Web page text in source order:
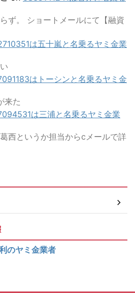
ず。 ショートメールにて【融資
は五十嵐と名乗るヤミ金業
はトーシンと名乗るヤミ金
来た
は三浦と名乗るヤミ金業
西というか担当からcメールで詳
のヤミ金業者